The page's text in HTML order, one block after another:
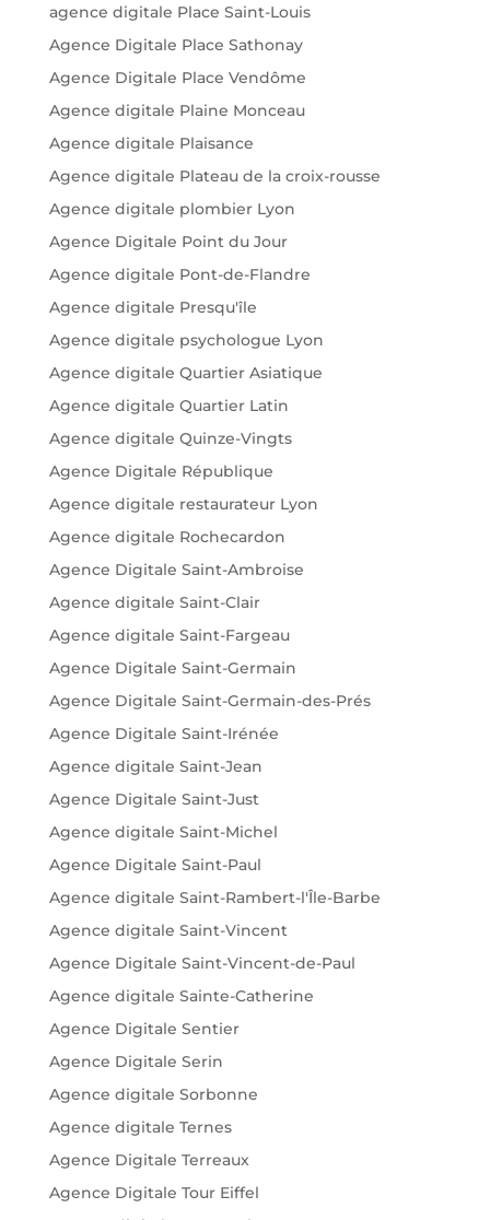
agence digitale Place Saint-Louis
Agence Digitale Place Sathonay
Agence Digitale Place Vendôme
Agence digitale Plaine Monceau
Agence digitale Plaisance
Agence digitale Plateau de la croix-rousse
Agence digitale plombier Lyon
Agence Digitale Point du Jour
Agence digitale Pont-de-Flandre
Agence digitale Presqu'île
Agence digitale psychologue Lyon
Agence digitale Quartier Asiatique
Agence digitale Quartier Latin
Agence digitale Quinze-Vingts
Agence Digitale République
Agence digitale restaurateur Lyon
Agence digitale Rochecardon
Agence Digitale Saint-Ambroise
Agence digitale Saint-Clair
Agence digitale Saint-Fargeau
Agence Digitale Saint-Germain
Agence Digitale Saint-Germain-des-Prés
Agence Digitale Saint-Irénée
Agence digitale Saint-Jean
Agence Digitale Saint-Just
Agence digitale Saint-Michel
Agence Digitale Saint-Paul
Agence digitale Saint-Rambert-l'Île-Barbe
Agence digitale Saint-Vincent
Agence Digitale Saint-Vincent-de-Paul
Agence digitale Sainte-Catherine
Agence Digitale Sentier
Agence Digitale Serin
Agence digitale Sorbonne
Agence digitale Ternes
Agence Digitale Terreaux
Agence Digitale Tour Eiffel